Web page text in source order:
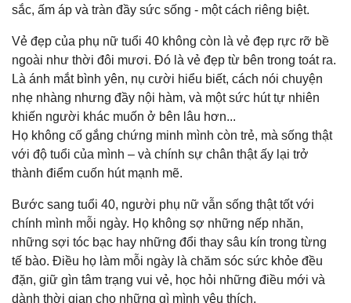
sắc, ấm áp và tràn đầy sức sống - một cách riêng biệt.
Vẻ đẹp của phụ nữ tuổi 40 không còn là vẻ đẹp rực rỡ bề
ngoài như thời đôi mươi. Đó là vẻ đẹp từ bên trong toát ra.
Là ánh mắt bình yên, nụ cười hiểu biết, cách nói chuyện
nhẹ nhàng nhưng đầy nội hàm, và một sức hút tự nhiên
khiến người khác muốn ở bên lâu hơn...
Họ không cố gắng chứng minh mình còn trẻ, mà sống thật
với độ tuổi của mình – và chính sự chân thật ấy lại trở
thành điểm cuốn hút mạnh mẽ.
Bước sang tuổi 40, người phụ nữ vẫn sống thật tốt với
chính mình mỗi ngày. Họ không sợ những nếp nhăn,
những sợi tóc bạc hay những đổi thay sâu kín trong từng
tế bào. Điều họ làm mỗi ngày là chăm sóc sức khỏe đều
đặn, giữ gìn tâm trạng vui vẻ, học hỏi những điều mới và
dành thời gian cho những gì mình yêu thích.